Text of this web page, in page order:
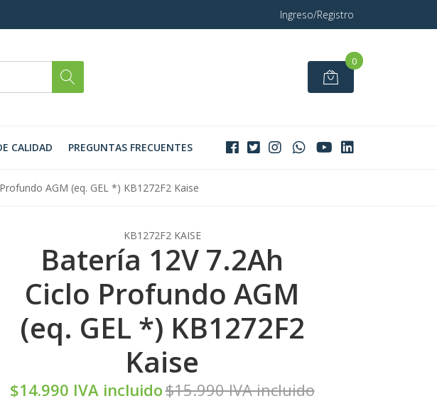
Ingreso/Registro
0
CALIDAD PREGUNTAS FRECUENTES
AGM (eq. GEL *) KB1272F2 Kaise
KB1272F2 KAISE
Batería 12V 7.2Ah
Ciclo Profundo AGM
(eq. GEL *) KB1272F2
Kaise
$14.990 IVA incluido$15.990 IVA incluido